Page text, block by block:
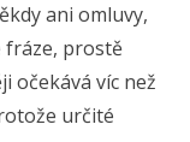
ani omluvy,
fráze, prostě
očekává víc než
určité